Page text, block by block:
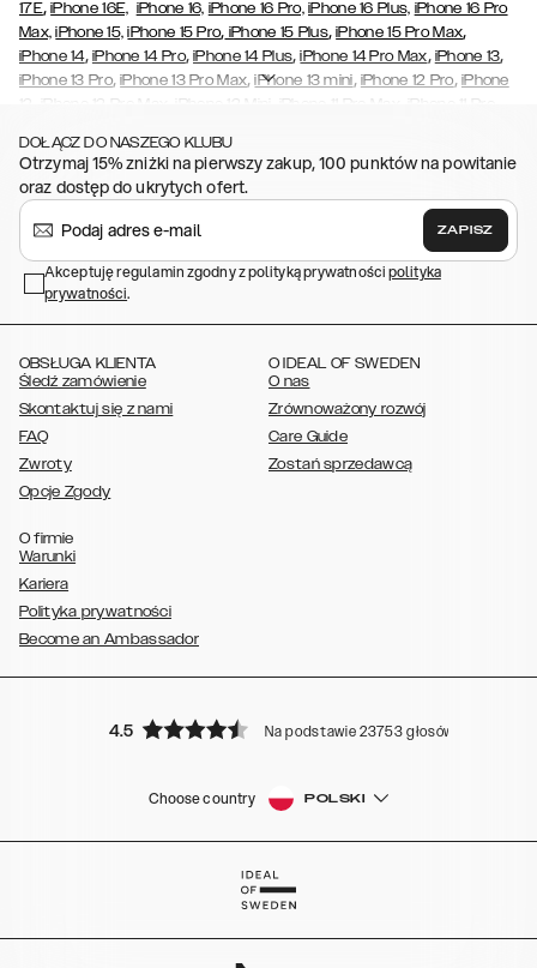
17E,iPhone 16E, iPhone 16, iPhone 16 Pro, iPhone 16 Plus, iPhone 16 Pro
Max, iPhone 15, iPhone 15 Pro, iPhone 15 Plus,iPhone 15 Pro Max,
iPhone 14, iPhone 14 Pro,iPhone 14 Plus,iPhone 14 Pro Max, iPhone 13,
iPhone 13 Pro,iPhone 13 Pro Max,iPhone 13 mini, iPhone 12 Pro, iPhone
12
iPhone 12 Pro Max iPhone 12 Mini iPhone 11 Pro Max iPhone 11 Pro
(2020/2022),iPhone 8,iPhone 8 Plus iPhone 7 Plus
iPhone
6/6s, iPhone 6/6s Plus , iPhone 5/5s/SE,Galaxy S26 , Galaxy S26+ ,
Galaxy S26 Ultra,Samsung Galaxy S25,Galaxy S25+, Galaxy S25
Ultra, Galaxy S24, Galaxy S24+ Galaxy S23,
Galaxy S23+ Galaxy S22 Plus,Galaxy
S22 Ultra,Galaxy A52/ A52s 5G,Galaxy S21,Galaxy S21 Plus
S21 Ultra,Galaxy S20
S10,Galaxy S10+,Galaxy S10e,Galaxy S9,Galaxy S9+,Galaxy S8,
DOŁĄCZ DO NASZEGO KLUBU
Otrzymaj 15% zniżki na pierwszy zakup, 100 punktów na powitanie
oraz dostęp do ukrytych ofert.
ZAPISZ
Akceptuję regulamin zgodny z polityką prywatnościpolityka
prywatności.
OBSŁUGA KLIENTA
Śledź zamówienie
Skontaktuj się z nami
FAQ
Zwroty
Opcje Zgody
O IDEAL OF SWEDEN
O nas
Zrównoważony rozwój
Care Guide
Zostań sprzedawcą
O firmie
Warunki
Kariera
Polityka prywatności
Become an Ambassador
4.5 Na podstawie 23753 głosów
Choose country POLSKI